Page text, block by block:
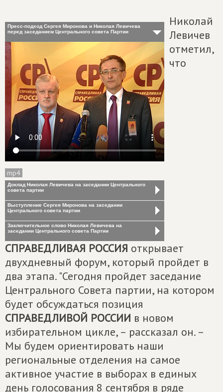
Пресс-подход Сергея Миронова и Николая Левичева
перед заседанием Центрального совета Партии
mp4
Доклад Николая Левичева на заседании Центрального
совета партии
Выступление Сергея Миронова на заседании
Центрального совета партии
Заключительное слово Николая Левичева на
заседании Центрального совета Партии
Николай
Левичев
отметил,
что
СПРАВЕДЛИВАЯ РОССИЯ открывает
двухдневный форум, который пройдет в
два этапа. "Сегодня пройдет заседание
Центрального Совета партии, на котором
будет обсуждаться позиция
СПРАВЕДЛИВОЙ РОССИИ в новом
избирательном цикле, – рассказал он. –
Мы будем ориентировать наши
региональные отделения на самое
активное участие в выборах в единых
день голосования 8 сентября в ряде